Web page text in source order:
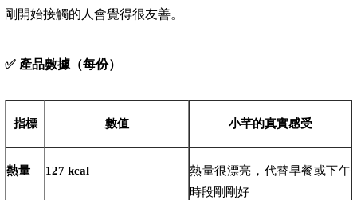
剛開始接觸的人會覺得很友善。
✅ 產品數據（每份）
指標 數值 小芊的真實感受
熱量 127 kcal
熱量很漂亮，代替早餐或下午
時段剛剛好